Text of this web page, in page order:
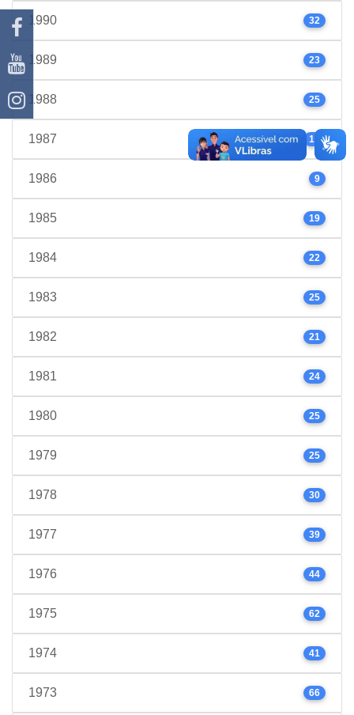
1990 32
1989 23
1988 25
1987 17
1986 9
1985 19
1984 22
1983 25
1982 21
1981 24
1980 25
1979 25
1978 30
1977 39
1976 44
1975 62
1974 41
1973 66